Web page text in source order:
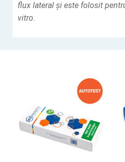
flux lateral și este folosit
vitro.